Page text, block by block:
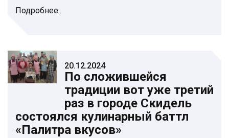
Подробнее..
20.12.2024
По сложившейся
традиции вот уже третий
раз в городе Скидель
состоялся кулинарный баттл
«Палитра вкусов»